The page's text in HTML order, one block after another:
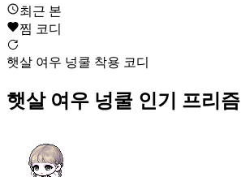
샤이닝 문워크
21,913
134
탄지로의 신발
135
21,828
최근 본
찜 코디
햇살 여우 넝쿨 착용 코디
햇살 여우 넝쿨 인기 프리즘